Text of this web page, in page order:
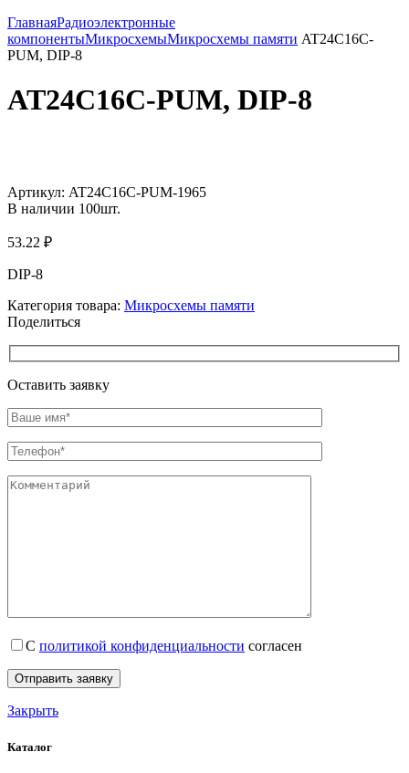
ГлавнаяРадиоэлектронные
компонентыМикросхемыМикросхемы памяти AT24C16C-
PUM, DIP-8
AT24C16C-PUM, DIP-8
Артикул: AT24C16C-PUM-1965
В наличии 100шт.
53.22 ₽
DIP-8
Категория товара: Микросхемы памяти
Поделиться
Оставить заявку
С политикой конфиденциальности согласен
Закрыть
Каталог